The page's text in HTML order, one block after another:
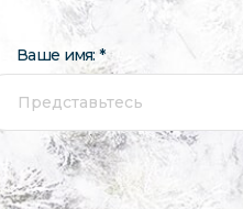
Ваше имя: *